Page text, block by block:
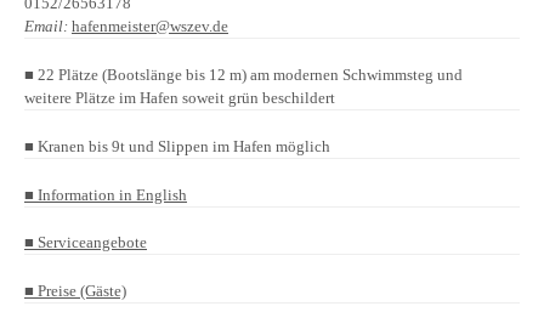
Email: hafenmeister@wszev.de
■ 22 Plätze (Bootslänge bis 12 m) am modernen Schwimmsteg und
weitere Plätze im Hafen soweit grün beschildert
■ Kranen bis 9t und Slippen im Hafen möglich
■ Information in English
■ Serviceangebote
■ Preise (Gäste)